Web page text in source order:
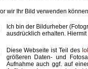
wir Ihr Bild verwenden
Ich bin der Bildurheber
ausdrücklich erhalten.
Diese Webseite ist Teil des
größeren Daten- und
Aufnahme auch ggf. auf